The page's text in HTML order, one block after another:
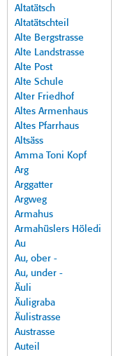
Altatätsch
Altatätschteil
Alte Bergstrasse
Alte Landstrasse
Alte Post
Alte Schule
Alter Friedhof
Altes Armenhaus
Altes Pfarrhaus
Altsäss
Amma Toni Kopf
Arg
Arggatter
Argweg
Armahus
Armahüslers Höledi
Au
Au, ober -
Au, under -
Äuli
Äuligraba
Äulistrasse
Austrasse
Auteil